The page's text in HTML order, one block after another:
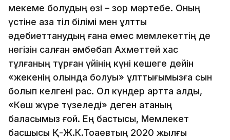
мекеме болудың өзі – зор мәртебе. Оның
үстіне қазақ тіл білімі мен ұлттық
әдебиеттанудың ғана емес мемлекеттің де
негізін салған әмбебап Ахметтей хас
тұлғаның тұрған үйінің күні кешеге дейін
«жекенің қолында болуы» ұлттығымызға сын
болып келгені рас. Ол күндер артта қалды,
«Көш жүре түзеледі» деген атаның
баласымыз ғой. Ең бастысы, Мемлекет
басшысы Қ-Ж.К.Тоқаевтың 2020 жылғы